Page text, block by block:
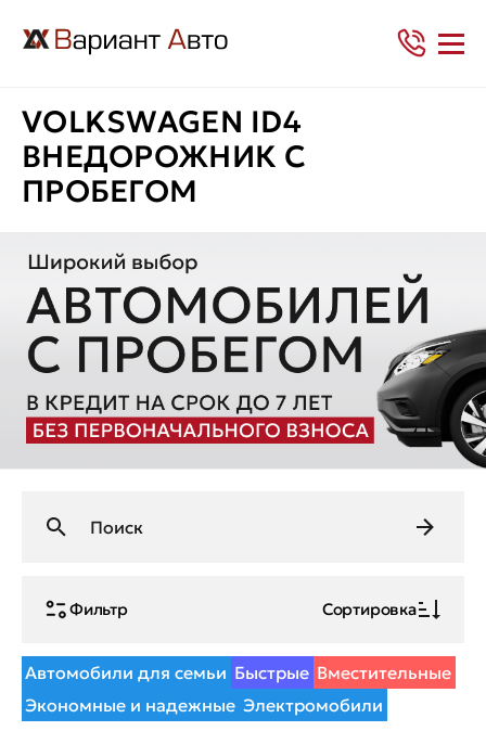
VOLKSWAGEN ID4
ВНЕДОРОЖНИК С
ПРОБЕГОМ
Фильтр Сортировка
Автомобили для семьи Быстрые Вместительные
Экономные и надежные Электромобили